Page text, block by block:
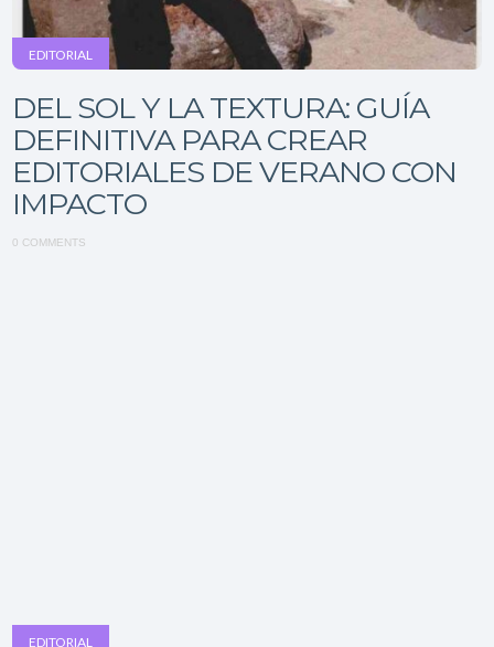
EDITORIAL
DEL SOL Y LA TEXTURA: GUÍA
DEFINITIVA PARA CREAR
EDITORIALES DE VERANO CON
IMPACTO
0 COMMENTS
EDITORIAL